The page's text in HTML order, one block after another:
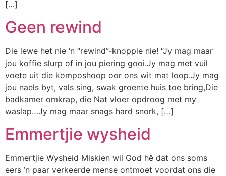
[…]
Geen rewind
Die lewe het nie ‘n “rewind”-knoppie nie! “Jy mag maar
jou koffie slurp of in jou piering gooi.Jy mag met vuil
voete uit die komposhoop oor ons wit mat loop.Jy mag
jou naels byt, vals sing, swak groente huis toe bring,Die
badkamer omkrap, die Nat vloer opdroog met my
waslap…Jy mag maar snags hard snork, […]
Emmertjie wysheid
Emmertjie Wysheid Miskien wil God hê dat ons soms
eers ’n paar verkeerde mense ontmoet voordat ons die